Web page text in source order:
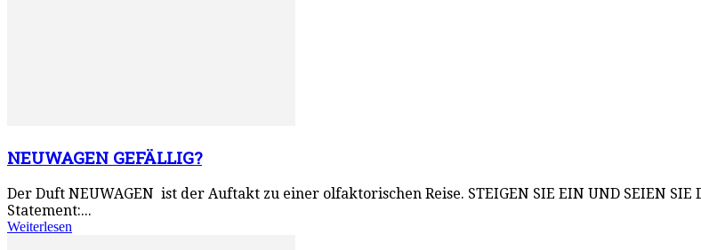
NEUWAGEN GEFÄLLIG?
Der Duft NEUWAGEN ist der Auftakt zu einer olfaktorischen Reise. STEIGEN SIE EIN UND SEIEN
Statement:...
Weiterlesen